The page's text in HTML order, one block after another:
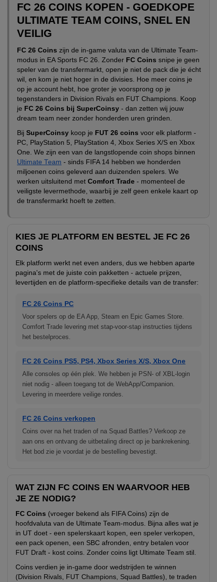
FC 26 COINS KOPEN - GOEDKOPE
ULTIMATE TEAM COINS, SNEL EN
VEILIG
FC 26 Coins zijn de in-game valuta van de Ultimate Team-
modus in EA Sports FC 26. Zonder FC Coins snipe je geen
speler van de transfermarkt, open je niet de pack die je écht
wil, en kom je niet hoger in de divisies. Hoe meer coins je
op je account hebt, hoe groter je voorsprong op je
tegenstanders in Division Rivals en FUT Champions. Koop
je FC 26 Coins bij SuperCoinsy - dan zetten wij jouw
dream team neer zonder honderden uren grinden.
Bij SuperCoinsy koop je FUT 26 coins voor elk platform -
PC, PlayStation 5, PlayStation 4, Xbox Series X/S en Xbox
One. We zijn een van de langstlopende coin shops binnen
Ultimate Team - sinds FIFA 14 hebben we honderden
miljoenen coins geleverd aan duizenden spelers. We
werken uitsluitend met Comfort Trade - momenteel de
veiligste levermethode, waarbij je zelf geen enkele kaart op
de transfermarkt hoeft te zetten.
KIES JE PLATFORM EN BESTEL JE FC 26
COINS
Elk platform werkt net even anders, dus we hebben aparte
pagina's met de juiste coin pakketten - actuele prijzen,
levertijden en de platform-specifieke details van de transfer:
FC 26 Coins PC
Voor spelers op de EA App, Steam en Epic Games Store.
Comfort Trade levering met stap-voor-stap instructies tijdens
het bestelproces.
FC 26 Coins PS5, PS4, Xbox Series X/S, Xbox One
Alle consoles op één plek. We hebben je PSN- of XBL-login
niet nodig - alleen toegang tot de WebApp/Companion.
Levering in meerdere veilige rondes.
FC 26 Coins verkopen
Coins over na het traden of na Squad Battles? Verkoop ze
aan ons en ontvang de uitbetaling direct op je bankrekening.
Het bod zie je voordat je de bestelling bevestigt.
WAT ZIJN FC COINS EN WAARVOOR HEB
JE ZE NODIG?
FC Coins (vroeger bekend als FIFA Coins) zijn de
hoofdvaluta van de Ultimate Team-modus. Bijna alles wat je
in UT doet - een spelerskaart kopen, een speler verkopen,
een pack openen, een SBC afronden, entry betalen voor
FUT Draft - kost coins. Zonder coins ligt Ultimate Team stil.
Coins verdien je in-game door wedstrijden te winnen
(Division Rivals, FUT Champions, Squad Battles), te traden